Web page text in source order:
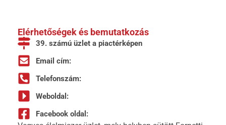
Elérhetőségek és bemutatkozás
39. számú üzlet a piactérképen
Email cím:
Telefonszám:
Weboldal:
Facebook oldal: